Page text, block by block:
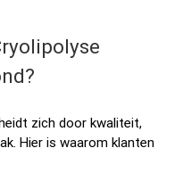
zich door kwaliteit,
Hier is waarom klanten